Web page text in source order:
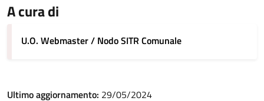
A cura di
U.O. Webmaster / Nodo SITR Comunale
Ultimo aggiornamento: 29/05/2024